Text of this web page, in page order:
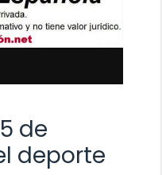
de
deporte